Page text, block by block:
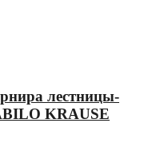
лестницы-
KRAUSE